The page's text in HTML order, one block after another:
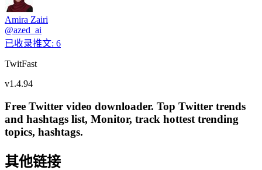
Amira Zairi
@azed_ai
已收录推文: 6
TwitFast
v1.4.94
Free Twitter video downloader. Top Twitter trends
and hashtags list, Monitor, track hottest trending
topics, hashtags.
其他链接